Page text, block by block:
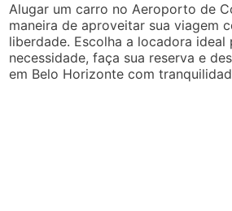
Alugar um carro no Aeroporto de
maneira de aproveitar sua viagem
liberdade. Escolha a locadora ideal
necessidade, faça sua reserva e
em Belo Horizonte com